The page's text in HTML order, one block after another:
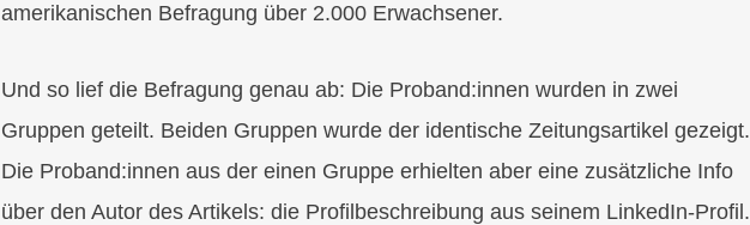
amerikanischen Befragung über 2.000 Erwachsener.
Und so lief die Befragung genau ab: Die Proband:innen wurden in zwei
Gruppen geteilt. Beiden Gruppen wurde der identische Zeitungsartikel gezeigt.
Die Proband:innen aus der einen Gruppe erhielten aber eine zusätzliche Info
über den Autor des Artikels: die Profilbeschreibung aus seinem LinkedIn-Profil.